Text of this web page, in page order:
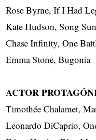
Rose Byrne, If I Had
Kate Hudson, Song
Chase Infinity, One
Emma Stone, Bugonia
ACTOR
Timothée Chalamet,
Leonardo DiCaprio,